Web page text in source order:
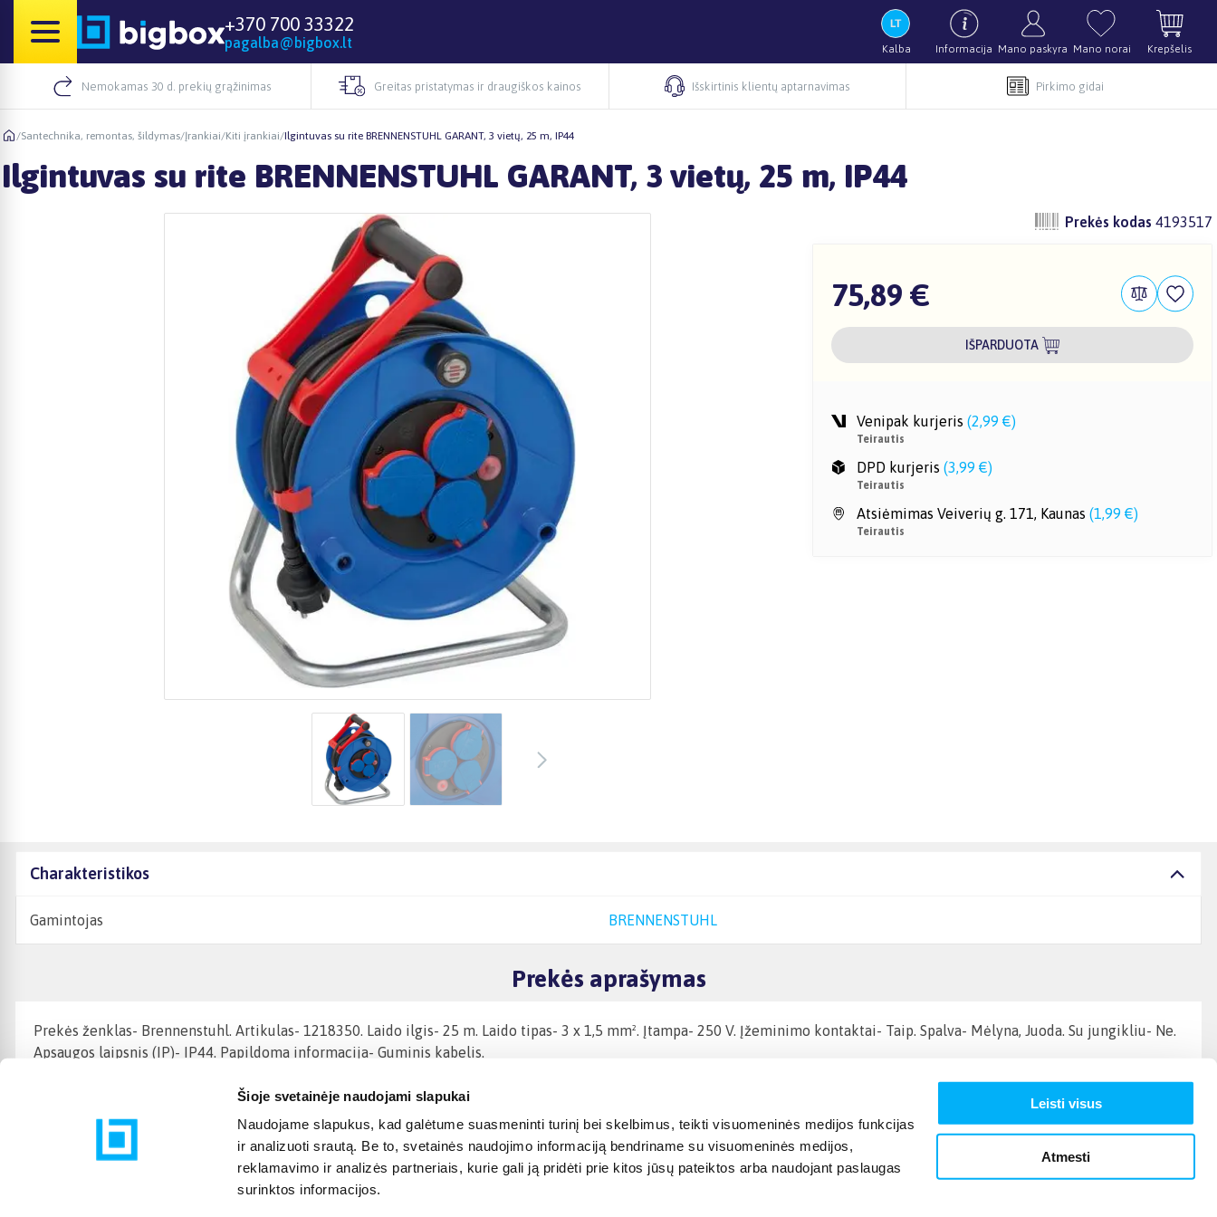
Šioje svetainėje naudojami slapukai
Naudojame slapukus, kad galėtume suasmeninti turinį bei skelbimus, teikti visuomeninės medijos funkcijas
ir analizuoti srautą. Be to, svetainės naudojimo informaciją bendriname su visuomeninės medijos,
reklamavimo ir analizės partneriais, kurie gali ją pridėti prie kitos jūsų pateiktos arba naudojant paslaugas
surinktos informacijos.
Leisti visus
Atmesti
+370 700 33322
pagalba@bigbox.lt Kalba Informacija Mano paskyra Mano norai Krepšelis
Nemokamas 30 d. prekių grąžinimas Greitas pristatymas ir draugiškos kainos Išskirtinis klientų aptarnavimas Pirkimo gidai
/Santechnika, remontas, šildymas/Įrankiai/Kiti įrankiai/Ilgintuvas su rite BRENNENSTUHL GARANT, 3 vietų, 25 m, IP44
Ilgintuvas su rite BRENNENSTUHL GARANT, 3 vietų, 25 m, IP44
Prekės kodas 4193517
75,89 €
IŠPARDUOTA
Venipak kurjeris (2,99 €)
Teirautis
DPD kurjeris (3,99 €)
Teirautis
Atsiėmimas Veiverių g. 171, Kaunas (1,99 €)
Teirautis
Charakteristikos
Gamintojas BRENNENSTUHL
Prekės aprašymas
Prekės ženklas- Brennenstuhl. Artikulas- 1218350. Laido ilgis- 25 m. Laido tipas- 3 x 1,5 mm². Įtampa- 250 V. Įžeminimo kontaktai- Taip. Spalva- Mėlyna, Juoda. Su jungikliu- Ne.
Apsaugos laipsnis (IP)- IP44. Papildoma informacija- Guminis kabelis.